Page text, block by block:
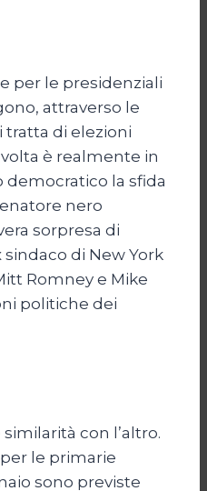
per le presidenziali
attraverso le
tratta di elezioni
è realmente in
la sfida
nero
sorpresa di
di New York
Romney e Mike
politiche dei
con l’altro.
le primarie
sono previste